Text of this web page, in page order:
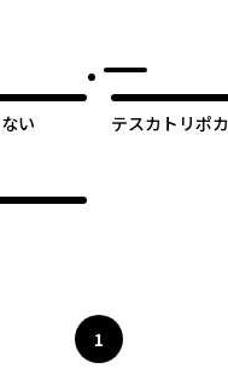
い テスカトリポカ
ページ
1
へ